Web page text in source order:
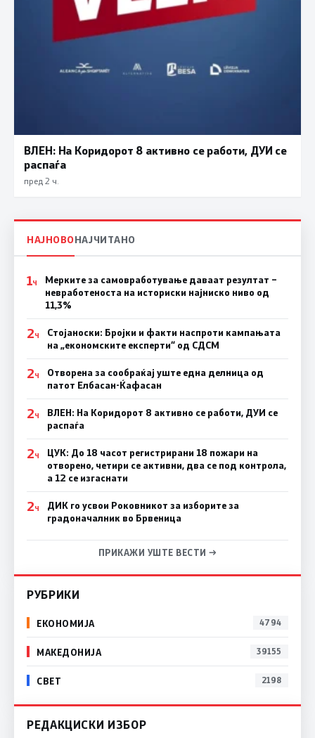
ВЛЕН: На Коридорот 8 активно се работи, ДУИ се
распаѓа
пред 2 ч.
НАЈНОВОНАЈЧИТАНО
1Ч
Мерките за самовработување даваат резултат –
невработеноста на историски најниско ниво од
11,3%
2Ч
Стојаноски: Бројки и факти наспроти кампањата
на „економските експерти“ од СДСM
2Ч
Отворена за сообраќај уште една делница од
патот Елбасан-Ќафасан
2Ч
ВЛЕН: На Коридорот 8 активно се работи, ДУИ се
распаѓа
2Ч
ЦУК: До 18 часот регистрирани 18 пожари на
отворено, четири се активни, два се под контрола,
а 12 се изгаснати
2Ч
ДИК го усвои Роковникот за изборите за
градоначалник во Брвеница
ПРИКАЖИ УШТЕ ВЕСТИ →
РУБРИКИ
ЕКОНОМИЈА 4794
МАКЕДОНИЈА 39155
СВЕТ 2198
РЕДАКЦИСКИ ИЗБОР